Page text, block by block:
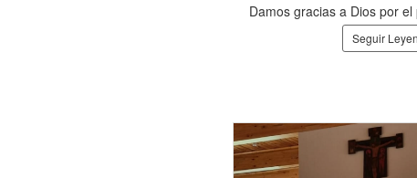
Damos gracias a Dios por
Seguir